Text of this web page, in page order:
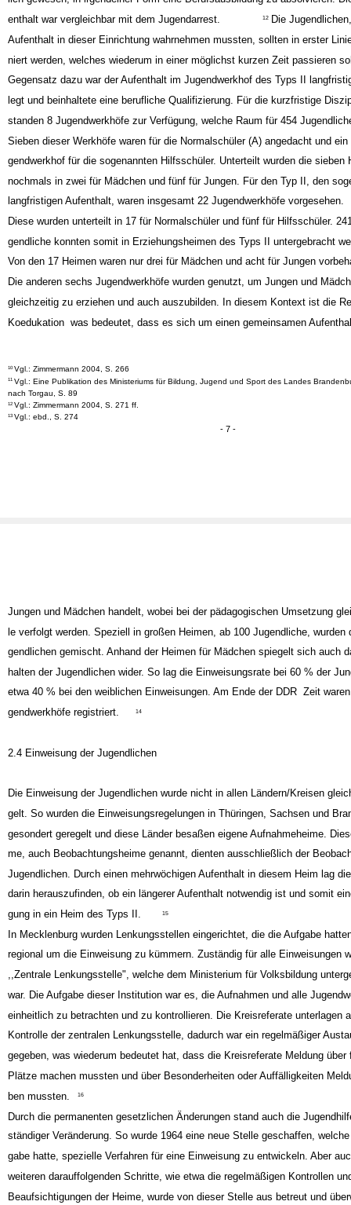
lich gewesen, in irgendeiner Form eine Berufsausbildung zu absolvieren.
enthalt war vergleichbar mit dem Jugendarrest.
Die
Aufenthalt in dieser Einrichtung wahrnehmen mussten, sollten in erster
niert werden, welches wiederum in einer möglichst kurzen Zeit passieren
Gegensatz dazu war der Aufenthalt im Jugendwerkhof des Typs II
legt und beinhaltete eine berufliche Qualifizierung. Für die kurzfristige
standen 8 Jugendwerkhöfe zur Verfügung, welche Raum für 454
Sieben dieser Werkhöfe waren für die Normalschüler (A) angedacht und ein
gendwerkhof für die sogenannten Hilfsschüler. Unterteilt wurden die sieben
nochmals in zwei für Mädchen und fünf für Jungen. Für den Typ II, den
langfristigen Aufenthalt, waren insgesamt 22 Jugendwerkhöfe vorgesehen.
Diese wurden unterteilt in 17 für Normalschüler und fünf für Hilfsschüler.
gendliche konnten somit in Erziehungsheimen des Typs II untergebracht
Von den 17 Heimen waren nur drei für Mädchen und acht für Jungen
Die anderen sechs Jugendwerkhöfe wurden genutzt, um Jungen und
gleichzeitig zu erziehen und auch auszubilden. In diesem Kontext ist die
10 Vgl.: Zimmermann 2004, S. 266
11 Vgl.: Eine Publikation des Ministeriums für Bildung, Jugend und Sport des Landes
nach Torgau, S. 89
12 Vgl.: Zimmermann 2004, S. 271 ff.
Jungen und Mädchen handelt, wobei bei der pädagogischen Umsetzung
le verfolgt werden. Speziell in großen Heimen, ab 100 Jugendliche, wurden
gendlichen gemischt. Anhand der Heimen für Mädchen spiegelt sich auch
halten der Jugendlichen wider. So lag die Einweisungsrate bei 60 % der
etwa 40 % bei den weiblichen Einweisungen. Am Ende der DDR ­ Zeit
Die Einweisung der Jugendlichen wurde nicht in allen Ländern/Kreisen
gelt. So wurden die Einweisungsregelungen in Thüringen, Sachsen und
gesondert geregelt und diese Länder besaßen eigene Aufnahmeheime.
me, auch Beobachtungsheime genannt, dienten ausschließlich der
Jugendlichen. Durch einen mehrwöchigen Aufenthalt in diesem Heim lag
darin herauszufinden, ob ein längerer Aufenthalt notwendig ist und somit
gung in ein Heim des Typs II.
In Mecklenburg wurden Lenkungsstellen eingerichtet, die die Aufgabe
regional um die Einweisung zu kümmern. Zuständig für alle Einweisungen
,,Zentrale Lenkungsstelle", welche dem Ministerium für Volksbildung
war. Die Aufgabe dieser Institution war es, die Aufnahmen und alle
einheitlich zu betrachten und zu kontrollieren. Die Kreisreferate unterlagen
Kontrolle der zentralen Lenkungsstelle, dadurch war ein regelmäßiger
gegeben, was wiederum bedeutet hat, dass die Kreisreferate Meldung über
Plätze machen mussten und über Besonderheiten oder Auffälligkeiten
ben mussten.
Durch die permanenten gesetzlichen Änderungen stand auch die
ständiger Veränderung. So wurde 1964 eine neue Stelle geschaffen,
gabe hatte, spezielle Verfahren für eine Einweisung zu entwickeln. Aber
weiteren darauffolgenden Schritte, wie etwa die regelmäßigen Kontrollen